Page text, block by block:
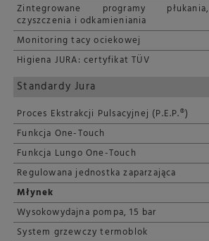
Zintegrowane programy płukania,
czyszczenia i odkamieniania
Monitoring tacy ociekowej
Higiena JURA: certyfikat TÜV
Standardy Jura
Proces Ekstrakcji Pulsacyjnej (P.E.P.®)
Funkcja One-Touch
Funkcja Lungo One-Touch
Regulowana jednostka zaparzająca
Młynek
Wysokowydajna pompa, 15 bar
System grzewczy termoblok